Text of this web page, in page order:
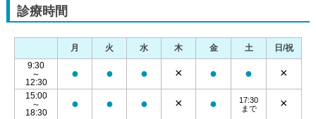
診療時間
月 火 水 木 金 土
日/祝
9:30
～
12:30
● ● ● × ● ● ×
15:00
～
18:30
● ● ● × ●
17:30
まで
×